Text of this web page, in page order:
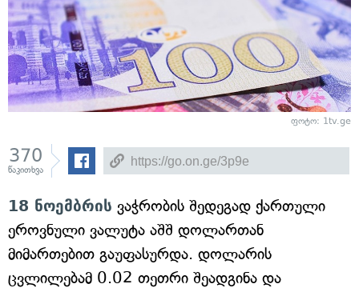
ფოტო: 1tv.ge
370
წაკითხვა
18 ნოემბრის ვაჭრობის შედეგად ქართული
ეროვნული ვალუტა აშშ დოლართან
მიმართებით გაუფასურდა. დოლარის
ცვლილებამ 0.02 თეთრი შეადგინა და